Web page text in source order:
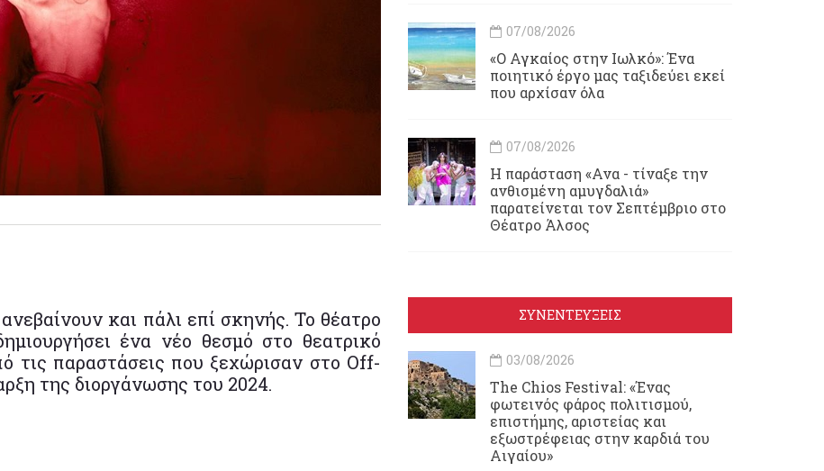
και πάλι επί σκηνής. Το θέατρο
ένα νέο θεσμό στο θεατρικό
τις παραστάσεις που ξεχώρισαν στο Off-
της διοργάνωσης του 2024.
07/08/2026
«Ο Αγκαίος στην Ιωλκό»: Ένα
ποιητικό έργο μας ταξιδεύει εκεί
που αρχίσαν όλα
07/08/2026
Η παράσταση «Ανα - τίναξε την
ανθισμένη αμυγδαλιά»
παρατείνεται τον Σεπτέμβριο στο
Θέατρο Άλσος
ΣΥΝΕΝΤΕΥΞΕΙΣ
03/08/2026
Τhe Chios Festival: «Ένας
φωτεινός φάρος πολιτισμού,
επιστήμης, αριστείας και
εξωστρέφειας στην καρδιά του
Αιγαίου»